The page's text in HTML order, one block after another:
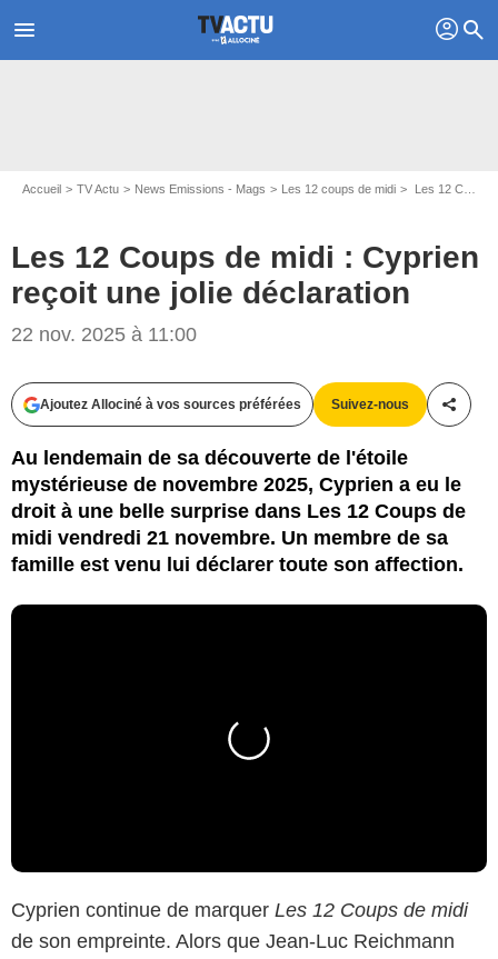
menu profil search
Accueil TV Actu News Emissions - Mags Les 12 coups de midi Les 12 Coups de midi : Cyprien reçoit une jolie déclaration
Les 12 Coups de midi : Cyprien
reçoit une jolie déclaration
22 nov. 2025 à 11:00
Ajoutez Allociné à vos sources préférées Suivez-nous
Au lendemain de sa découverte de l'étoile
mystérieuse de novembre 2025, Cyprien a eu le
droit à une belle surprise dans Les 12 Coups de
midi vendredi 21 novembre. Un membre de sa
famille est venu lui déclarer toute son affection.
Cyprien continue de marquer Les 12 Coups de midi
de son empreinte. Alors que Jean-Luc Reichmann